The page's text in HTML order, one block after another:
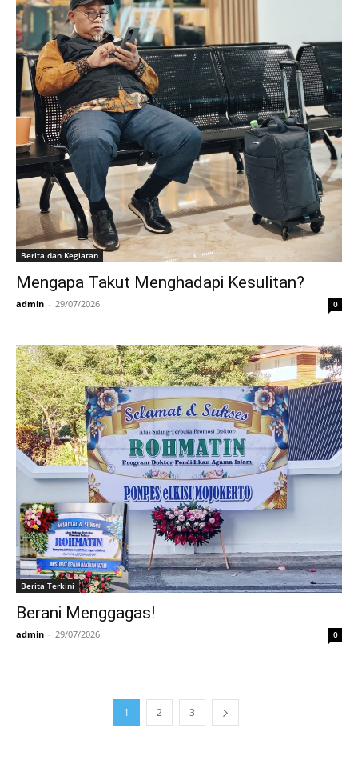
Berita dan Kegiatan
Mengapa Takut Menghadapi Kesulitan?
admin - 29/07/2026 0
Berita Terkini
Berani Menggagas!
admin - 29/07/2026 0
1 2 3